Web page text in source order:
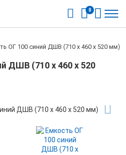
0
ОГ 100 синий ДШВ (710 x 460 x 520 мм)
ДШВ (710 x 460 x 520